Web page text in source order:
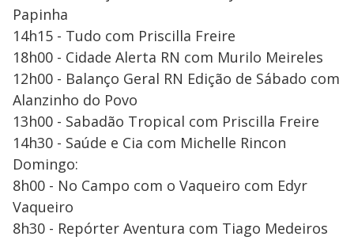
Papinha
14h15 - Tudo com Priscilla Freire
18h00 - Cidade Alerta RN com Murilo Meireles
12h00 - Balanço Geral RN Edição de Sábado com
Alanzinho do Povo
13h00 - Sabadão Tropical com Priscilla Freire
14h30 - Saúde e Cia com Michelle Rincon
Domingo:
8h00 - No Campo com o Vaqueiro com Edyr
Vaqueiro
8h30 - Repórter Aventura com Tiago Medeiros